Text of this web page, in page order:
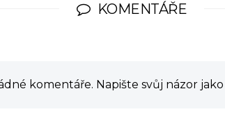
KOMENTÁŘE
komentáře. Napište svůj názor